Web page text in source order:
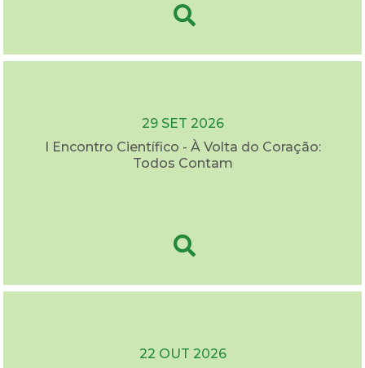
29 SET 2026
I Encontro Científico - À Volta do Coração:
Todos Contam
22 OUT 2026